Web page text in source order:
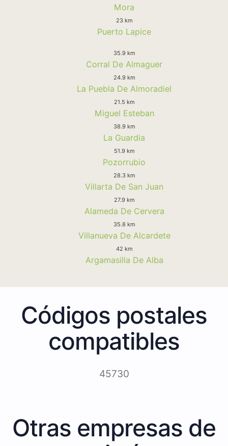
Mora
23 km
Puerto Lapice
35.9 km
Corral De Almaguer
24.9 km
La Puebla De Almoradiel
21.5 km
Miguel Esteban
38.9 km
La Guardia
51.9 km
Pozorrubio
28.3 km
Villarta De San Juan
27.9 km
Alameda De Cervera
35.8 km
Villanueva De Alcardete
42 km
Argamasilla De Alba
Códigos postales
compatibles
45730
Otras empresas de